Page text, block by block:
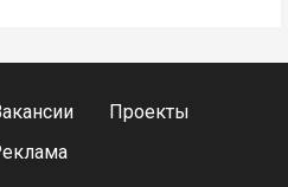
Проекты